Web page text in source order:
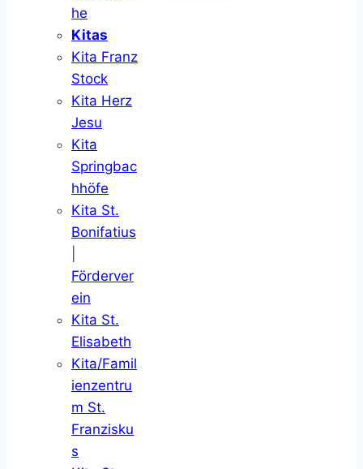
he
Kitas
Kita Franz
Stock
Kita Herz
Jesu
Kita
Springbac
hhöfe
Kita St.
Bonifatius
Förderver
ein
Kita St.
Elisabeth
Kita/Famil
ienzentru
m St.
Franzisku
s